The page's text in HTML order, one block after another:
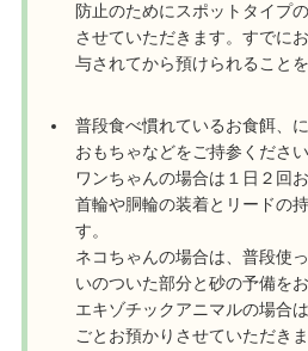
防止のためにスポットタイプ
させていただきます。すでに
与されてから預けられること
普段食べ慣れているお食餌、
おもちゃなどをご持参ください
ワンちゃんの場合は１日２回
首輪や胴輪の装着とリードの
す。
ネコちゃんの場合は、普段使
いのついた部分と砂の予備を
エキゾチックアニマルの場合
ごとお預かりさせていただき